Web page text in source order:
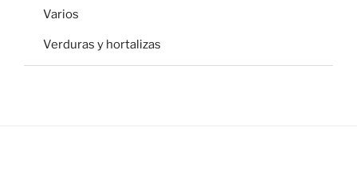
Varios
Verduras y hortalizas